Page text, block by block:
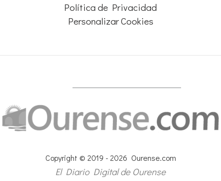
Política de Privacidad
Personalizar Cookies
Copyright © 2019 - 2026 Ourense.com
El Diario Digital de Ourense